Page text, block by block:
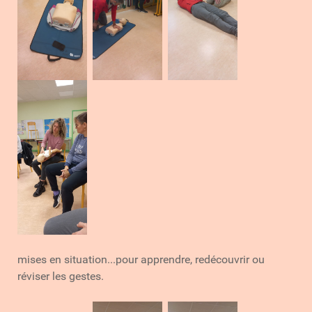
mises en situation...pour apprendre, redécouvrir ou
réviser les gestes.